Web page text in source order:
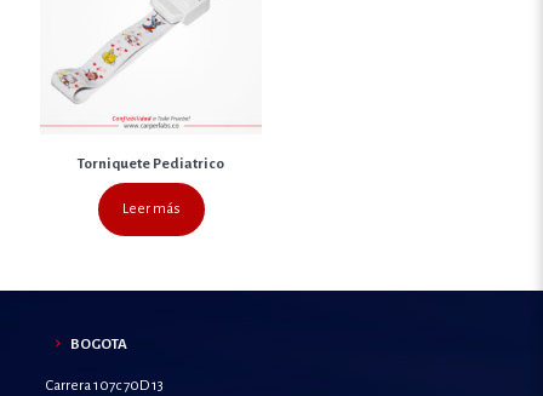
Torniquete Pediatrico
Leer más
BOGOTA
Carrera 107c 70D 13